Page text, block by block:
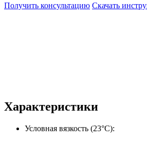
Получить консультацию Скачать
Характеристики
Условная вязкость (23°С):